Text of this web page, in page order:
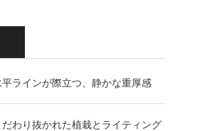
ラインが際立つ、静かな重厚感
わり抜かれた植栽とライティング